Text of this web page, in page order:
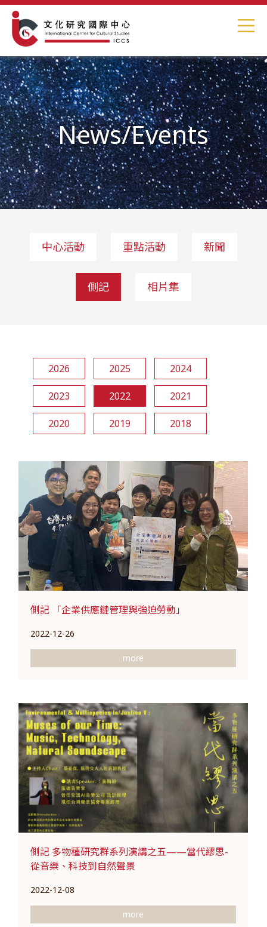
News/Events
中心活動 重點活動 新聞
側記 相片集
2026 2025 2024
2023 2022 2021
2020 2019 2018
側記 「企業供應鏈管理與強迫勞動」
2022-12-26
more
側記 多物種研究群系列演講之五——當代繆思-
從音樂、科技到自然聲景
2022-12-08
more